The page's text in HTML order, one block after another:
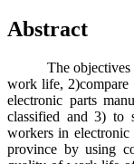
Abstract
The objectives of
work life,
electronic parts
classified and 3) to
workers in electronic
province by using